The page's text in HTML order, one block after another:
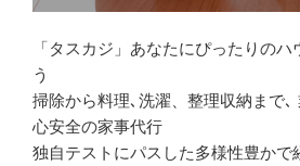
「タスカジ」あなたにぴったりの
う
掃除から料理､洗濯、整理収納まで､
心安全の家事代行
独自テストにパスした多様性豊かで